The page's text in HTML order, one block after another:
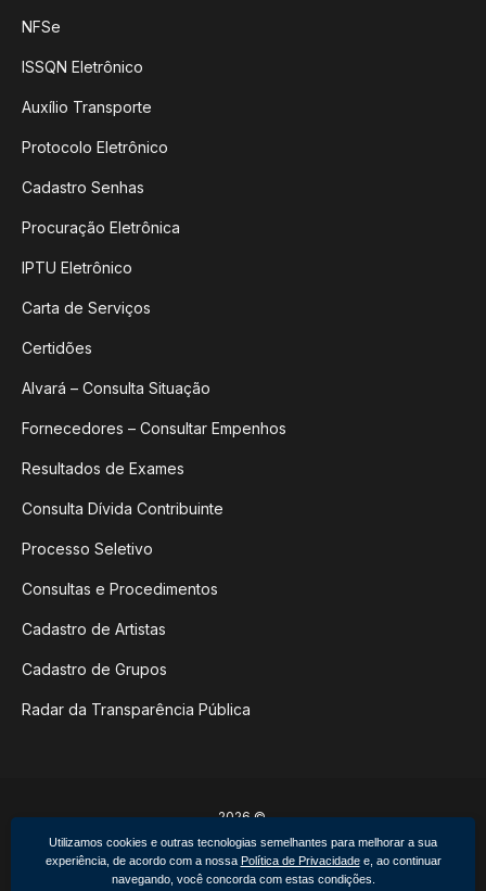
NFSe
ISSQN Eletrônico
Auxílio Transporte
Protocolo Eletrônico
Cadastro Senhas
Procuração Eletrônica
IPTU Eletrônico
Carta de Serviços
Certidões
Alvará – Consulta Situação
Fornecedores – Consultar Empenhos
Resultados de Exames
Consulta Dívida Contribuinte
Processo Seletivo
Consultas e Procedimentos
Cadastro de Artistas
Cadastro de Grupos
Radar da Transparência Pública
2026 ©
Todos os direitos reservados.
Feito por upside.rs
Utilizamos cookies e outras tecnologias semelhantes para melhorar a sua
experiência, de acordo com a nossa Política de Privacidadee, ao continuar
navegando, você concorda com estas condições.